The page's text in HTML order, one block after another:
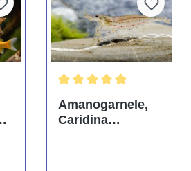
Amanogarnele,
Caridina